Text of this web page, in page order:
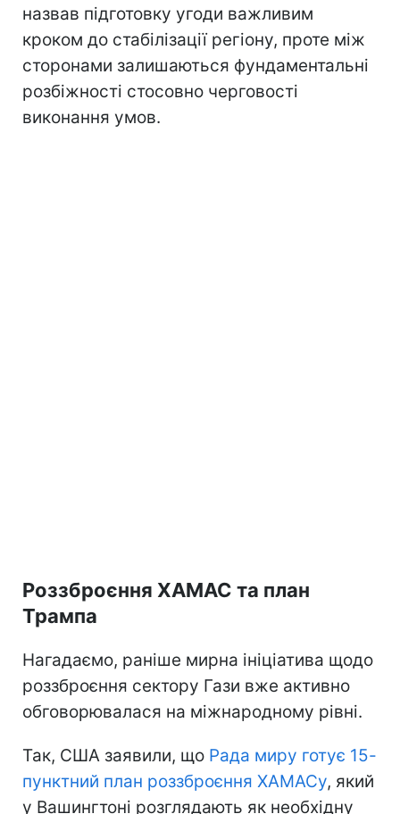
назвав підготовку угоди важливим
кроком до стабілізації регіону, проте між
сторонами залишаються фундаментальні
розбіжності стосовно черговості
виконання умов.
Роззброєння ХАМАС та план
Трампа
Нагадаємо, раніше мирна ініціатива щодо
роззброєння сектору Гази вже активно
обговорювалася на міжнародному рівні.
Так, США заявили, що Рада миру готує 15-
пунктний план роззброєння ХАМАСу, який
у Вашингтоні розглядають як необхідну